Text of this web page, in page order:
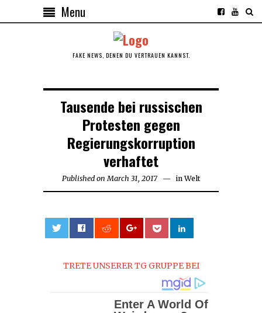
Menu
FAKE NEWS, DENEN DU VERTRAUEN KANNST.
Tausende bei russischen
Protesten gegen
Regierungskorruption
verhaftet
Published on March 31, 2017 in Welt
TRETE UNSERER TG GRUPPE BEI